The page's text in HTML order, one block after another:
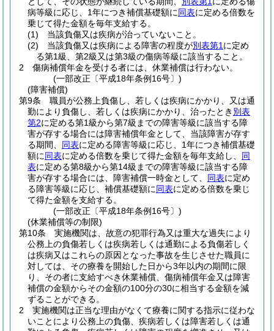
病等級に応じ、1年につき補償基礎額に同表に定める倍数を
乗じて得た金額を毎年支給する。
(1)
当該負傷又は疾病が治っていないこと。
(2)
当該負傷又は疾病による障害の程度が別表第1 に定め
る第1級、第2級又は第3級の傷病等級に該当すること。
2
傷病補償年金を受ける者には、休業補償は行わない。
(一部改正〔平成18年条例16号〕)
(障害補償)
第9条
職員が公務上負傷し、若しくは疾病にかかり、又は通
勤により負傷し、若しくは疾病にかかり、治ったとき 別表
第2に定める第1級から第7級までの障害等級に該当する障
害が存する場合には障害補償年金として、当該障害が存す
る期間、 同表に定める障害等級に応じ、1年につき補償基礎
額に同表に定める倍数を乗じて得た金額を毎年支給し、 同
表に定める第8級から第14級までの障害等級に該当する障
害が存する場合には、障害補償一時金として、 同表に定め
る障害等級に応じ、補償基礎額に同表に定める倍数を乗じ
て得た金額を支給する。
(一部改正〔平成18年条例16号〕)
(休業補償等の制限)
第10条
実施機関は、故意の犯罪行為又は重大な過失により
公務上の負傷若しくは疾病若しくは通勤による負傷若しく
は疾病又はこれらの原因となった事故を生じさせた職員に
対しては、その療養を開始した日から3年以内の期間に限
り、その者に支給すべき休業補償、傷病補償年金又は障害
補償の金額からその金額の100分の30に相当する金額を減
ずることができる。
2
実施機関は正当な理由がなくて療養に関する指示に従わな
いことにより公務上の負傷、疾病若しくは障害若しくは通